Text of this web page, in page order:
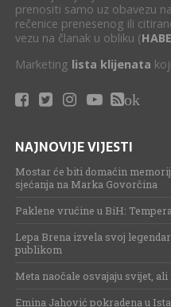
prenositi samo uz obavezu
rečenice prenesenog ili
vezu na članak u obliku (
Marketing lista klijenata
ok
NAJNOVIJE VIJESTI
Mostar će biti domaćin
sjećanja na Marka Govorčina
Paklene vrućine u BiH:
Lepa Brena izvela svoj
publikom
Meta naočale osvajaju svijet,
Emina Jahović pokradena u